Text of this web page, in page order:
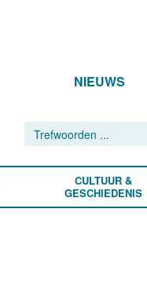
NIEUWS
CULTUUR &
GESCHIEDENIS